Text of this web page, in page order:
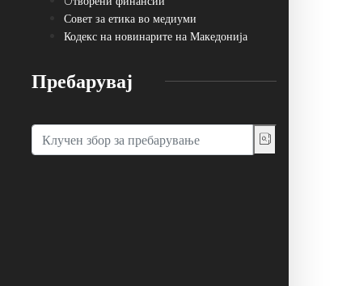
Совет за етика во медиуми
Кодекс на новинарите на Македонија
Пребарувај